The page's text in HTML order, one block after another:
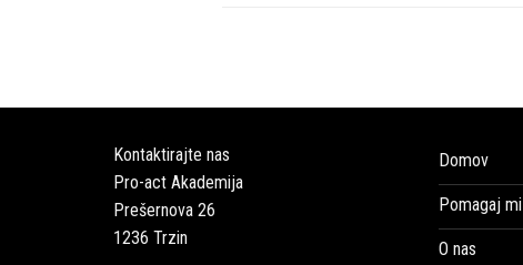
Kontaktirajte nas
Pro-act Akademija
Prešernova 26
1236 Trzin
Domov
Pomagaj mi
O nas